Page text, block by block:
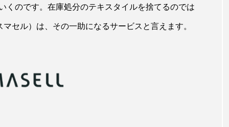
くのです。在庫処分のテキスタイルを捨てるのでは
セル）は、その一助になるサービスと言えます。